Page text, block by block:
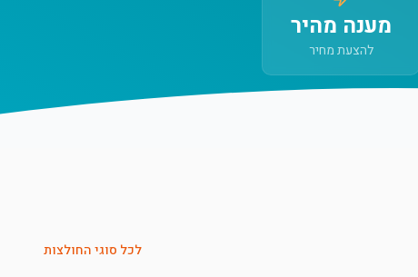
מענה מהיר
להצעת מחיר
לכל סוגי החולצות